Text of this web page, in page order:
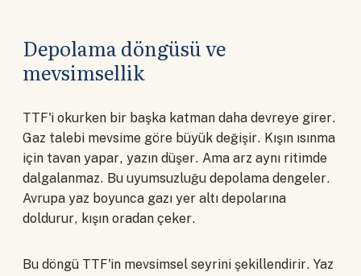
Depolama döngüsü ve
mevsimsellik
TTF'i okurken bir başka katman daha devreye girer.
Gaz talebi mevsime göre büyük değişir. Kışın ısınma
için tavan yapar, yazın düşer. Ama arz aynı ritimde
dalgalanmaz. Bu uyumsuzluğu depolama dengeler.
Avrupa yaz boyunca gazı yer altı depolarına
doldurur, kışın oradan çeker.
Bu döngü TTF'in mevsimsel seyrini şekillendirir. Yaz